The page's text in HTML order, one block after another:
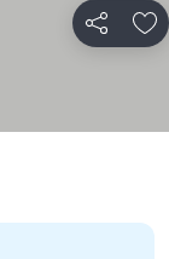
공유 즐